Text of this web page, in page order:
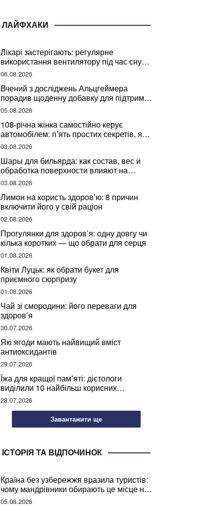
ЛАЙФХАКИ
Лікарі застерігають: регулярне
використання вентилятору під час сну
може негативно вплинути на ваше
здоров’я
06.08.2026
Вчений з досліджень Альцгеймера
порадив щоденну добавку для підтримки
мозкової діяльності
05.08.2026
108-річна жінка самостійно керує
автомобілем: п’ять простих секретів, які
допомогли їй дожити до століття
03.08.2026
Шары для бильярда: как состав, вес и
обработка поверхности влияют на
динамику игры
03.08.2026
Лимон на користь здоров’ю: 8 причин
включити його у свій раціон
02.08.2026
Прогулянки для здоров’я: одну довгу чи
кілька коротких — що обрати для серця
01.08.2026
Квіти Луцьк: як обрати букет для
приємного сюрпризу
01.08.2026
Чай зі смородини: його переваги для
здоров’я
30.07.2026
Які ягоди мають найвищий вміст
антиоксидантів
29.07.2026
Їжа для кращої пам’яті: дієтологи
виділили 10 найбільш корисних
продуктів
28.07.2026
Завантажити ще
ІСТОРІЯ ТА ВІДПОЧИНОК
Країна без узбережжя вразила туристів:
чому мандрівники обирають це місце на
відпочинок
05.08.2026